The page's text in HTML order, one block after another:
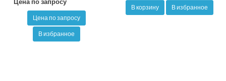
Цена по запросу
Цена по запросу
В избранное
В корзину В избранное